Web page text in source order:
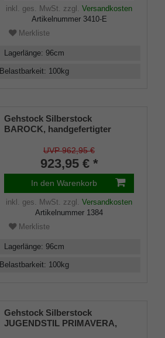
inkl. ges. MwSt. zzgl. Versandkosten
Artikelnummer 3410-E
Merkliste
Lagerlänge: 96cm
Belastbarkeit: 100kg
Gehstock Silberstock
BAROCK, handgefertigter
Sterlingsilber mit feiner
Ziselierung, Stock aus edlem
Ebenholz, Manufakturarbeit
UVP 962,95 €
923,95 € *
In den Warenkorb
inkl. ges. MwSt. zzgl. Versandkosten
Artikelnummer 1384
Merkliste
Lagerlänge: 96cm
Belastbarkeit: 100kg
Gehstock Silberstock
JUGENDSTIL PRIMAVERA,